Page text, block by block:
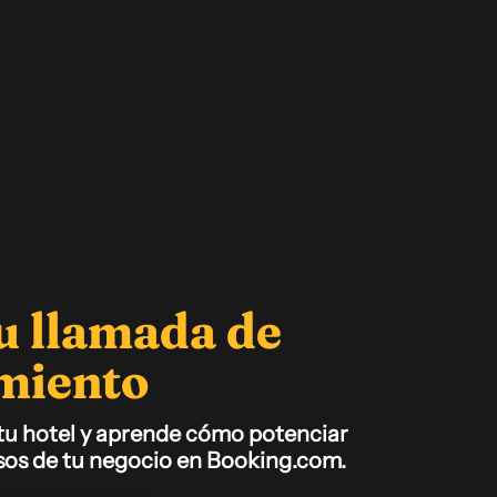
llamada de
hotel y aprende cómo potenciar
de tu negocio en Booking.com.